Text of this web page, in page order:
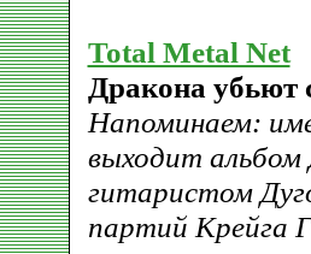
Total Metal Net
Дракона убьют
Напоминаем:
выходит
гитаристом
партий Крейга